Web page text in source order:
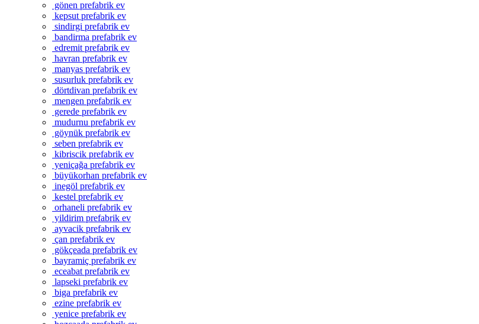
gönen prefabrik ev
kepsut prefabrik ev
sindirgi prefabrik ev
bandirma prefabrik ev
edremit prefabrik ev
havran prefabrik ev
manyas prefabrik ev
susurluk prefabrik ev
dörtdivan prefabrik ev
mengen prefabrik ev
gerede prefabrik ev
mudurnu prefabrik ev
göynük prefabrik ev
seben prefabrik ev
kibriscik prefabrik ev
yeniçağa prefabrik ev
büyükorhan prefabrik ev
inegöl prefabrik ev
kestel prefabrik ev
orhaneli prefabrik ev
yildirim prefabrik ev
ayvacik prefabrik ev
çan prefabrik ev
gökçeada prefabrik ev
bayramiç prefabrik ev
eceabat prefabrik ev
lapseki prefabrik ev
biga prefabrik ev
ezine prefabrik ev
yenice prefabrik ev